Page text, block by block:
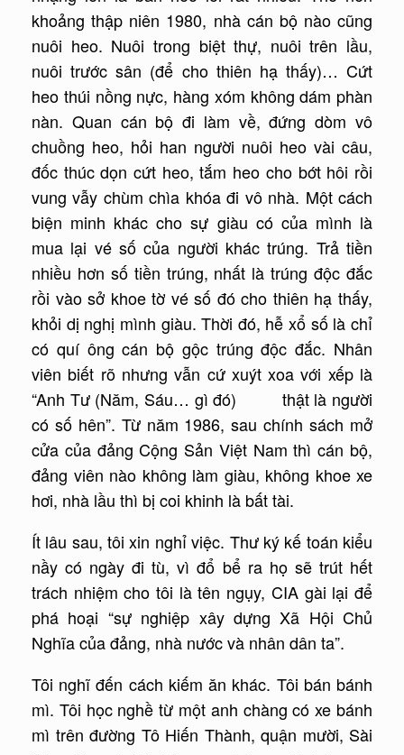
khoảng thập niên 1980, nhà cán bộ nào cũng
nuôi heo. Nuôi trong biệt thự, nuôi trên lầu,
nuôi trước sân (để cho thiên hạ thấy)… Cứt
heo thúi nồng nực, hàng xóm không dám phàn
nàn. Quan cán bộ đi làm về, đứng dòm vô
chuồng heo, hỏi han người nuôi heo vài câu,
đốc thúc dọn cứt heo, tắm heo cho bớt hôi rồi
vung vẫy chùm chìa khóa đi vô nhà. Một cách
biện minh khác cho sự giàu có của mình là
mua lại vé số của người khác trúng. Trả tiền
nhiều hơn số tiền trúng, nhất là trúng độc đắc
rồi vào sở khoe tờ vé số đó cho thiên hạ thấy,
khỏi dị nghị mình giàu. Thời đó, hễ xổ số là chỉ
có quí ông cán bộ gộc trúng độc đắc. Nhân
viên biết rõ nhưng vẫn cứ xuýt xoa với xếp là
“Anh Tư (Năm, Sáu… gì đó) thật là người
có số hên”. Từ năm 1986, sau chính sách mở
cửa của đảng Cộng Sản Việt Nam thì cán bộ,
đảng viên nào không làm giàu, không khoe xe
hơi, nhà lầu thì bị coi khinh là bất tài.
Ít lâu sau, tôi xin nghỉ việc. Thư ký kế toán kiểu
nầy có ngày đi tù, vì đổ bể ra họ sẽ trút hết
trách nhiệm cho tôi là tên ngụy, CIA gài lại để
phá hoại “sự nghiệp xây dựng Xã Hội Chủ
Nghĩa của đảng, nhà nước và nhân dân ta”.
Tôi nghĩ đến cách kiếm ăn khác. Tôi bán bánh
mì. Tôi học nghề từ một anh chàng có xe bánh
mì trên đường Tô Hiến Thành, quận mười, Sài